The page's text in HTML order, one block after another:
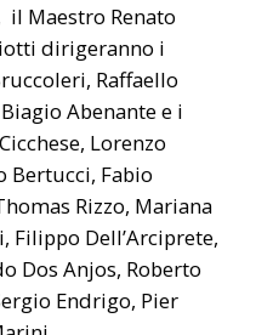
Maestro Renato
dirigeranno i
Raffaello
Abenante e i
Lorenzo
Bertucci, Fabio
Rizzo, Mariana
Filippo Dell’Arciprete,
Dos Anjos, Roberto
Endrigo, Pier